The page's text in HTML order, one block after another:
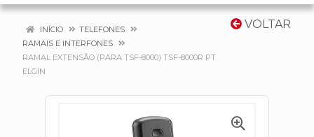
VOLTAR
INÍCIO
TELEFONES
RAMAIS E INTERFONES
RAMAL EXTENSÃO (PARA TSF-8000) TSF-8000R PT
ELGIN